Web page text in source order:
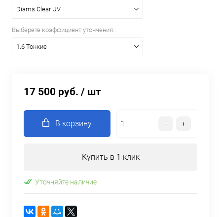
Diams Clear UV
Выберете коэффициент утончения::
1.6 Тонкие
17 500 руб. / шт
В корзину
Купить в 1 клик
Уточняйте наличие